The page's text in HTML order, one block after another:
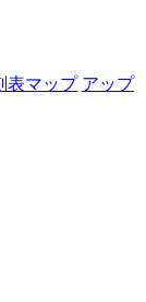
表マップ アップ